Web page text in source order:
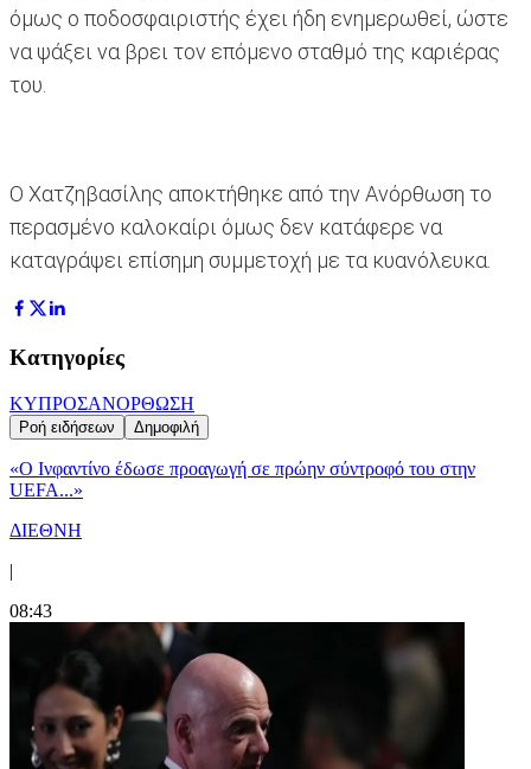
όμως ο ποδοσφαιριστής έχει ήδη ενημερωθεί, ώστε
να ψάξει να βρει τον επόμενο σταθμό της καριέρας
του.
Ο Χατζηβασίλης αποκτήθηκε από την Ανόρθωση το
περασμένο καλοκαίρι όμως δεν κατάφερε να
καταγράψει επίσημη συμμετοχή με τα κυανόλευκα.
Κατηγορίες
ΚΥΠΡΟΣΑΝΟΡΘΩΣΗ
Ροή ειδήσεων Δημοφιλή
«Ο Ινφαντίνο έδωσε προαγωγή σε πρώην σύντροφό του στην
UEFA...»
ΔΙΕΘΝΗ
|
08:43